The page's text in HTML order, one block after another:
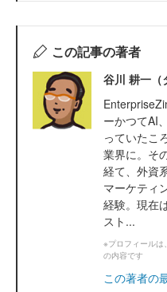
この記事の著者
谷川 耕一（
ーかつてAI
っていたこ
業界に。そ
経て、外資
マーケティ
経験。現在
スト...
※プロフィールは
の内容です
この著者の